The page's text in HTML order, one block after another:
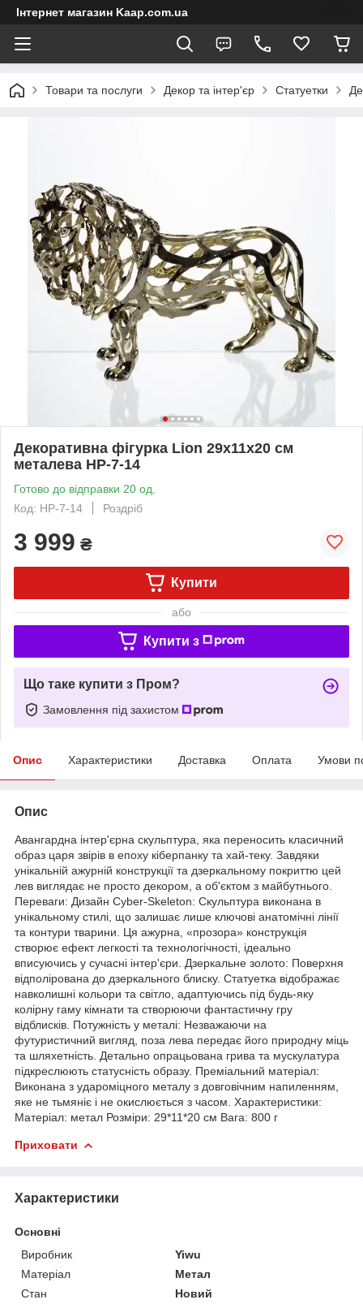
Інтернет магазин Kaap.com.ua
Товари та послуги Декор та інтер'єр Статуетки
Декоративна фігурка Lion 29х11х20 см
металева HP-7-14
Готово до відправки 20 од.
Код: HP-7-14
Роздріб
3 999 ₴
Купити
або
Купити з
Що таке купити з Пром?
Замовлення під захистом
Опис Характеристики Доставка Оплата Умови
Опис
Авангардна інтер'єрна скульптура, яка переносить класичний
образ царя звірів в епоху кіберпанку та хай-теку. Завдяки
унікальній ажурній конструкції та дзеркальному покриттю цей
лев виглядає не просто декором, а об'єктом з майбутнього.
Переваги: Дизайн Cyber-Skeleton: Скульптура виконана в
унікальному стилі, що залишає лише ключові анатомічні лінії
та контури тварини. Ця ажурна, «прозора» конструкція
створює ефект легкості та технологічності, ідеально
вписуючись у сучасні інтер'єри. Дзеркальне золото: Поверхня
відполірована до дзеркального блиску. Статуетка відображає
навколишні кольори та світло, адаптуючись під будь-яку
колірну гаму кімнати та створюючи фантастичну гру
відблисків. Потужність у металі: Незважаючи на
футуристичний вигляд, поза лева передає його природну міць
та шляхетність. Детально опрацьована грива та мускулатура
підкреслюють статусність образу. Преміальний матеріал:
Виконана з удароміцного металу з довговічним напиленням,
яке не тьмяніє і не окислюється з часом. Характеристики:
Матеріал: метал Розміри: 29*11*20 см Вага: 800 г
Приховати
Характеристики
Основні
Виробник
Yiwu
Матеріал
Метал
Стан
Новий